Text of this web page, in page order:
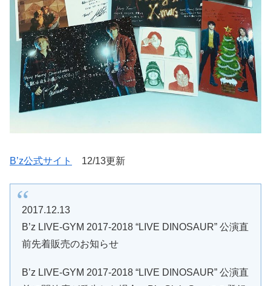
B’z公式サイト 12/13更新
2017.12.13
B’z LIVE-GYM 2017-2018 “LIVE DINOSAUR” 公演直
前先着販売のお知らせ
B’z LIVE-GYM 2017-2018 “LIVE DINOSAUR” 公演直